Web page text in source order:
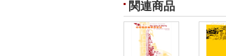
関連商品